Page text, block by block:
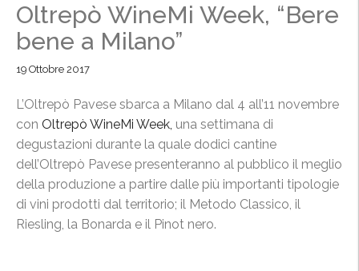
Oltrepò WineMi Week, “Bere
bene a Milano”
19 Ottobre 2017
L’Oltrepò Pavese sbarca a Milano dal 4 all’11 novembre
con Oltrepò WineMi Week, una settimana di
degustazioni durante la quale dodici cantine
dell’Oltrepò Pavese presenteranno al pubblico il meglio
della produzione a partire dalle più importanti tipologie
di vini prodotti dal territorio; il Metodo Classico, il
Riesling, la Bonarda e il Pinot nero.